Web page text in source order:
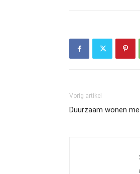
Vorig artikel
Duurzaam wonen